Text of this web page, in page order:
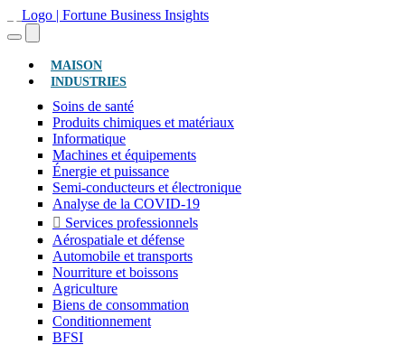
MAISON(ACTUEL)
INDUSTRIES
Soins de santé
Produits chimiques et matériaux
Informatique
Machines et équipements
Énergie et puissance
Semi-conducteurs et électronique
Analyse de la COVID-19
Services professionnels
Aérospatiale et défense
Automobile et transports
Nourriture et boissons
Agriculture
Biens de consommation
Conditionnement
BFSI